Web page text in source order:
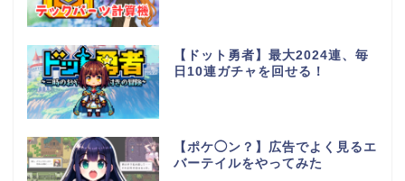
【ドット勇者】最大2024連、毎
日10連ガチャを回せる！
【ポケ◯ン？】広告でよく見るエ
バーテイルをやってみた